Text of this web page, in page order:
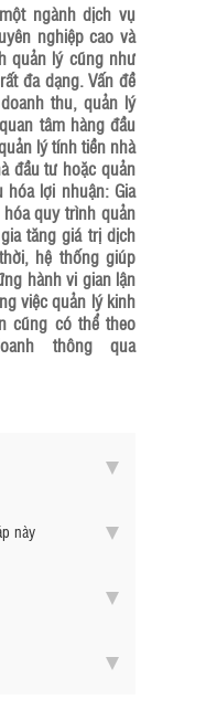
ngành dịch vụ
nghiệp cao và
quản lý cũng như
đa dạng. Vấn đề
thu, quản lý
tâm hàng đầu
lý tính tiền nhà
đầu tư hoặc quản
lợi nhuận: Gia
quy trình quản
tăng giá trị dịch
hệ thống giúp
hành vi gian lận
việc quản lý kinh
cũng có thể theo
thông qua
này